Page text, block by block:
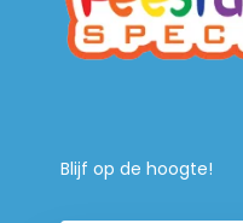
Blijf op de hoogte!